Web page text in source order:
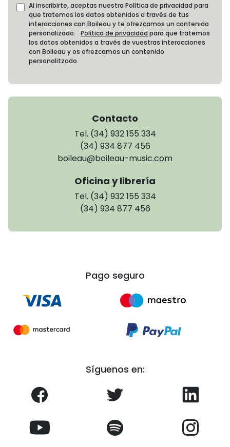
Al inscribirte, aceptas nuestra Política de privacidad para
que tratemos los datos obtenidos a través de tus
interacciones con Boileau y te ofrezcamos un contenido
personalizado. Política de privacidad para que tratemos
los datos obtenidos a través de vuestras interacciones
con Boileau y os ofrezcamos un contenido
personalitzado.
Contacto
Tel. (34) 932 155 334
(34) 934 877 456
boileau@boileau-music.com
Oficina y librería
Tel. (34) 932 155 334
(34) 934 877 456
Pago seguro
Síguenos en: